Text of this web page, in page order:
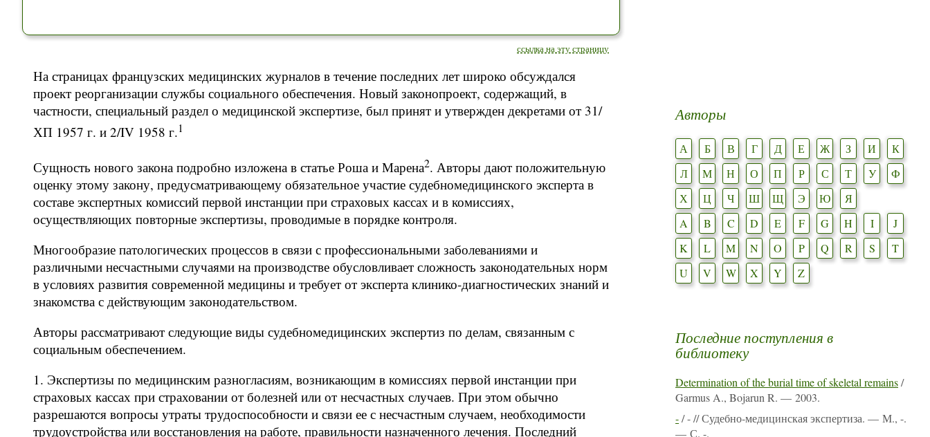
ссылка на эту страницу
На страницах французских медицинских журналов в течение последних лет широко обсуждался
проект реорганизации службы социального обеспечения. Новый законопроект, содержащий, в
частности, специальный раздел о медицинской экспертизе, был принят и утвержден декретами от 31/
ХП 1957 г. и 2/IV 1958 г.1
Сущность нового закона подробно изложена в статье Роша и Марена2. Авторы дают положительную
оценку этому закону, предусматривающему обязательное участие судебномедицинского эксперта в
составе экспертных комиссий первой инстанции при страховых кассах и в комиссиях,
осуществляющих повторные экспертизы, проводимые в порядке контроля.
Многообразие патологических процессов в связи с профессиональными заболеваниями и
различными несчастными случаями на производстве обусловливает сложность законодательных норм
в условиях развития современной медицины и требует от эксперта клинико-диагностических знаний и
знакомства с действующим законодательством.
Авторы рассматривают следующие виды судебномедицинских экспертиз по делам, связанным с
социальным обеспечением.
1. Экспертизы по медицинским разногласиям, возникающим в комиссиях первой инстанции при
страховых кассах при страховании от болезней или от несчастных случаев. При этом обычно
разрешаются вопросы утраты трудоспособности и связи ее с несчастным случаем, необходимости
трудоустройства или восстановления на работе, правильности назначенного лечения. Последний
Авторы
А Б В Г Д Е Ж З И
К
Л
М Н О П Р С Т У
Ф
Х
Ц Ч Ш Щ Э Ю
Я
A
B C D E F G H I
J
K
L M N O P Q R S
T
U
V W X Y Z
Последние поступления в
библиотеку
Determination of the burial time of skeletal remains/
Garmus A., Bojarun R. — 2003.
-/ - // Судебно-медицинская экспертиза. — М., -.
— С. -.